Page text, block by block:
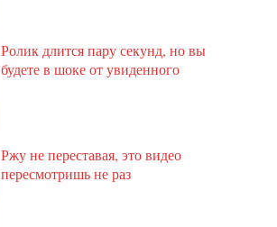
Ролик длится пару секунд, но вы
будете в шоке от увиденного
Ржу не переставая, это видео
пересмотришь не раз